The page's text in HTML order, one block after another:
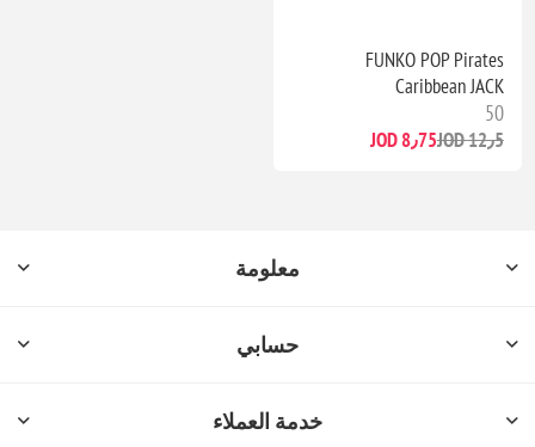
FUNKO POP Pirates
Caribbean JACK
50
12٫5 JOD 8٫75 JOD
معلومة
حسابي
خدمة العملاء